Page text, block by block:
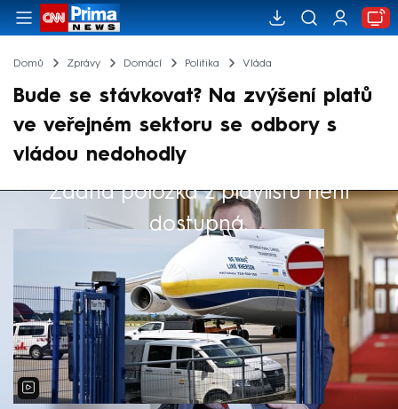
Domů Zprávy Domácí Politika Vláda
Bude se stávkovat? Na zvýšení platů
ve veřejném sektoru se odbory s
vládou nedohodly
Žádná položka z playlistu není
dostupná.
Výběr redakce